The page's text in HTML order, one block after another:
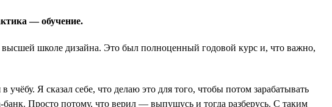
— обучение.
школе дизайна. Это был полноценный годовой курс и, что важно,
Я сказал себе, что делаю это для того, чтобы потом зарабатывать
банк. Просто потому, что верил — выпущусь и тогда разберусь. С таким